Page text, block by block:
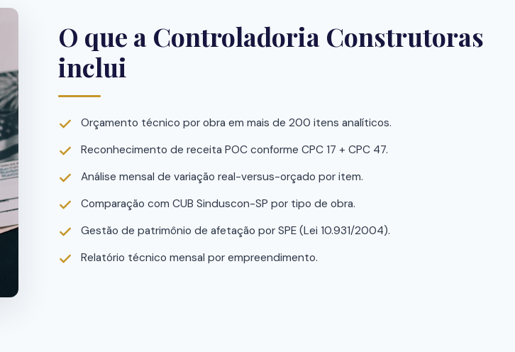
O que a Controladoria Construtoras
inclui
Orçamento técnico por obra em mais de 200 itens analíticos.
Reconhecimento de receita POC conforme CPC 17 + CPC 47.
Análise mensal de variação real-versus-orçado por item.
Comparação com CUB Sinduscon-SP por tipo de obra.
Gestão de patrimônio de afetação por SPE (Lei 10.931/2004).
Relatório técnico mensal por empreendimento.